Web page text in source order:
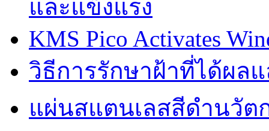
และแข็งแรง
KMS Pico Activates
วิธีการรักษาฝ้าที่ได้ผล
แผ่นสแตนเลสสีดำนวั